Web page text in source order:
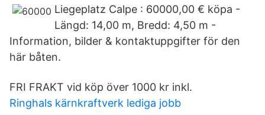
Liegeplatz Calpe : 60000,00 € köpa -
Längd: 14,00 m, Bredd: 4,50 m -
Information, bilder & kontaktuppgifter för den
här båten.
FRI FRAKT vid köp över 1000 kr inkl.
Ringhals kärnkraftverk lediga jobb